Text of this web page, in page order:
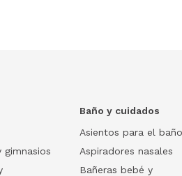
gimnasios
Baño y cuidados
Asientos para el baño
Aspiradores nasales
Bañeras bebé y